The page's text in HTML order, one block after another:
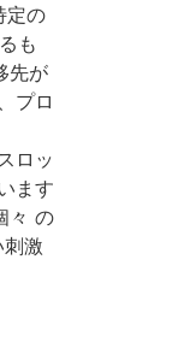
定の
も
先が
プロ
ロッ
ます
々 の
激